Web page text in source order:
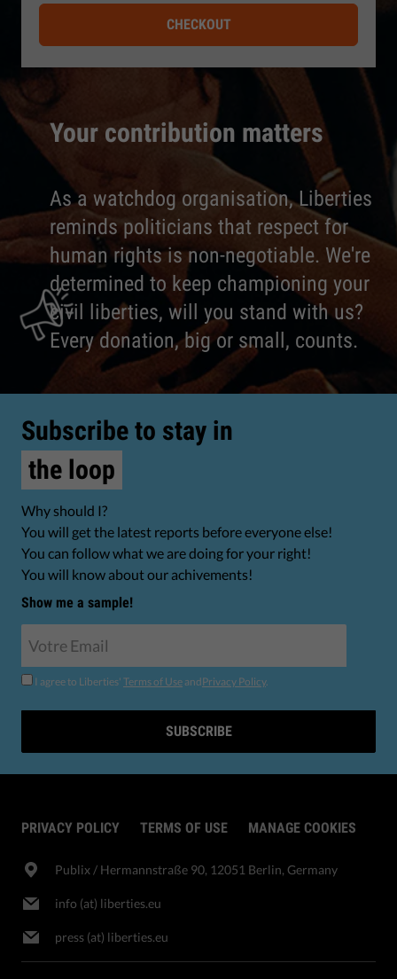
Your contribution matters
As a watchdog organisation, Liberties
reminds politicians that respect for
human rights is non-negotiable. We're
determined to keep championing your
civil liberties, will you stand with us?
Every donation, big or small, counts.
CHECKOUT
Subscribe to stay in
the loop
Why should I?
You will get the latest reports before everyone else!
You can follow what we are doing for your right!
You will know about our achivements!
Show me a sample!
I agree to Liberties' Terms of Use andPrivacy Policy.
SUBSCRIBE
PRIVACY POLICY TERMS OF USE MANAGE COOKIES
Publix​ / Hermannstraße 90, 12051 Berlin, Germany
info (at) liberties.eu
press (at) liberties.eu